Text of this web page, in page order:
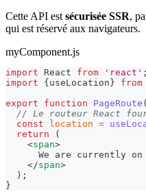
Cette API est sécurisée SSR,
qui est réservé aux navigateurs.
myComponent.js
import React from 'react' ;
import
{ useLocation } from
export
function PageRoute (
// Le routeur React
const
location =
return
(
<span>
      We are currently on
</span>
) ;
}